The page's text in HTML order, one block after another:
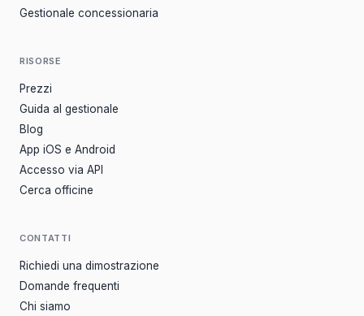
Gestionale concessionaria
RISORSE
Prezzi
Guida al gestionale
Blog
App iOS e Android
Accesso via API
Cerca officine
CONTATTI
Richiedi una dimostrazione
Domande frequenti
Chi siamo